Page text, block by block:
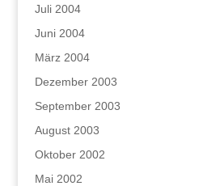
Juli 2004
Juni 2004
März 2004
Dezember 2003
September 2003
August 2003
Oktober 2002
Mai 2002